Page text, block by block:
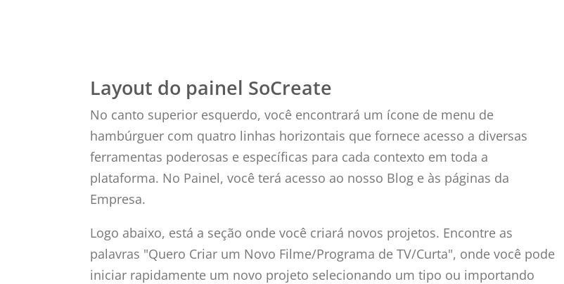
Layout do painel SoCreate
No canto superior esquerdo, você encontrará um ícone de menu de
hambúrguer com quatro linhas horizontais que fornece acesso a diversas
ferramentas poderosas e específicas para cada contexto em toda a
plataforma. No Painel, você terá acesso ao nosso Blog e às páginas da
Empresa.
Logo abaixo, está a seção onde você criará novos projetos. Encontre as
palavras "Quero Criar um Novo Filme/Programa de TV/Curta", onde você pode
iniciar rapidamente um novo projeto selecionando um tipo ou importando